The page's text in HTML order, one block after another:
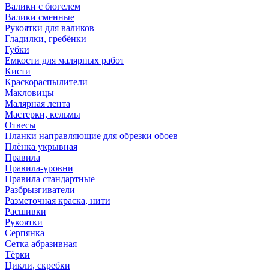
Валики с бюгелем
Валики сменные
Рукоятки для валиков
Гладилки, гребёнки
Губки
Емкости для малярных работ
Кисти
Краскораспылители
Макловицы
Малярная лента
Мастерки, кельмы
Отвесы
Планки направляющие для обрезки обоев
Плёнка укрывная
Правила
Правила-уровни
Правила стандартные
Разбрызгиватели
Разметочная краска, нити
Расшивки
Рукоятки
Серпянка
Сетка абразивная
Тёрки
Цикли, скребки